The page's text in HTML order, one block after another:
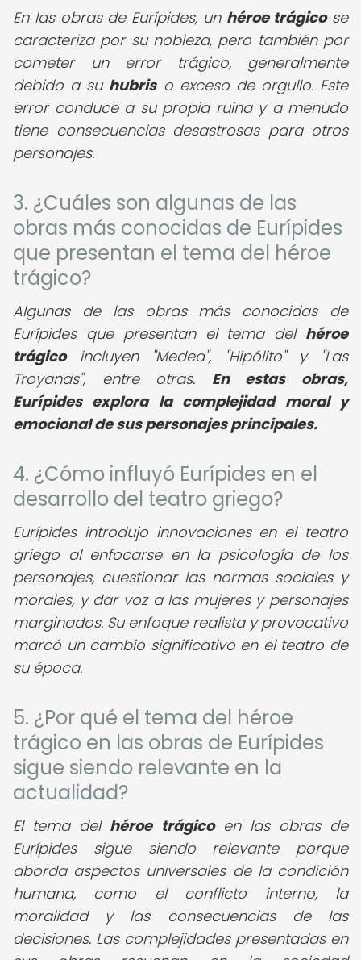
En las obras de Eurípides, un héroe trágicose
caracteriza por su nobleza, pero también por
cometer un error trágico, generalmente
debido a su hubriso exceso de orgullo. Este
error conduce a su propia ruina y a menudo
tiene consecuencias desastrosas para otros
personajes.
3. ¿Cuáles son algunas de las
obras más conocidas de Eurípides
que presentan el tema del héroe
trágico?
Algunas de las obras más conocidas de
Eurípides que presentan el tema del héroe
trágicoincluyen "Medea", "Hipólito" y "Las
Troyanas", entre otras. En estas obras,
Eurípides explora la complejidad moral y
emocional de sus personajes principales.
4. ¿Cómo influyó Eurípides en el
desarrollo del teatro griego?
Eurípides introdujo innovaciones en el teatro
griego al enfocarse en la psicología de los
personajes, cuestionar las normas sociales y
morales, y dar voz a las mujeres y personajes
marginados. Su enfoque realista y provocativo
marcó un cambio significativo en el teatro de
su época.
5. ¿Por qué el tema del héroe
trágico en las obras de Eurípides
sigue siendo relevante en la
actualidad?
El tema del héroe trágicoen las obras de
Eurípides sigue siendo relevante porque
aborda aspectos universales de la condición
humana, como el conflicto interno, la
moralidad y las consecuencias de las
decisiones. Las complejidades presentadas en